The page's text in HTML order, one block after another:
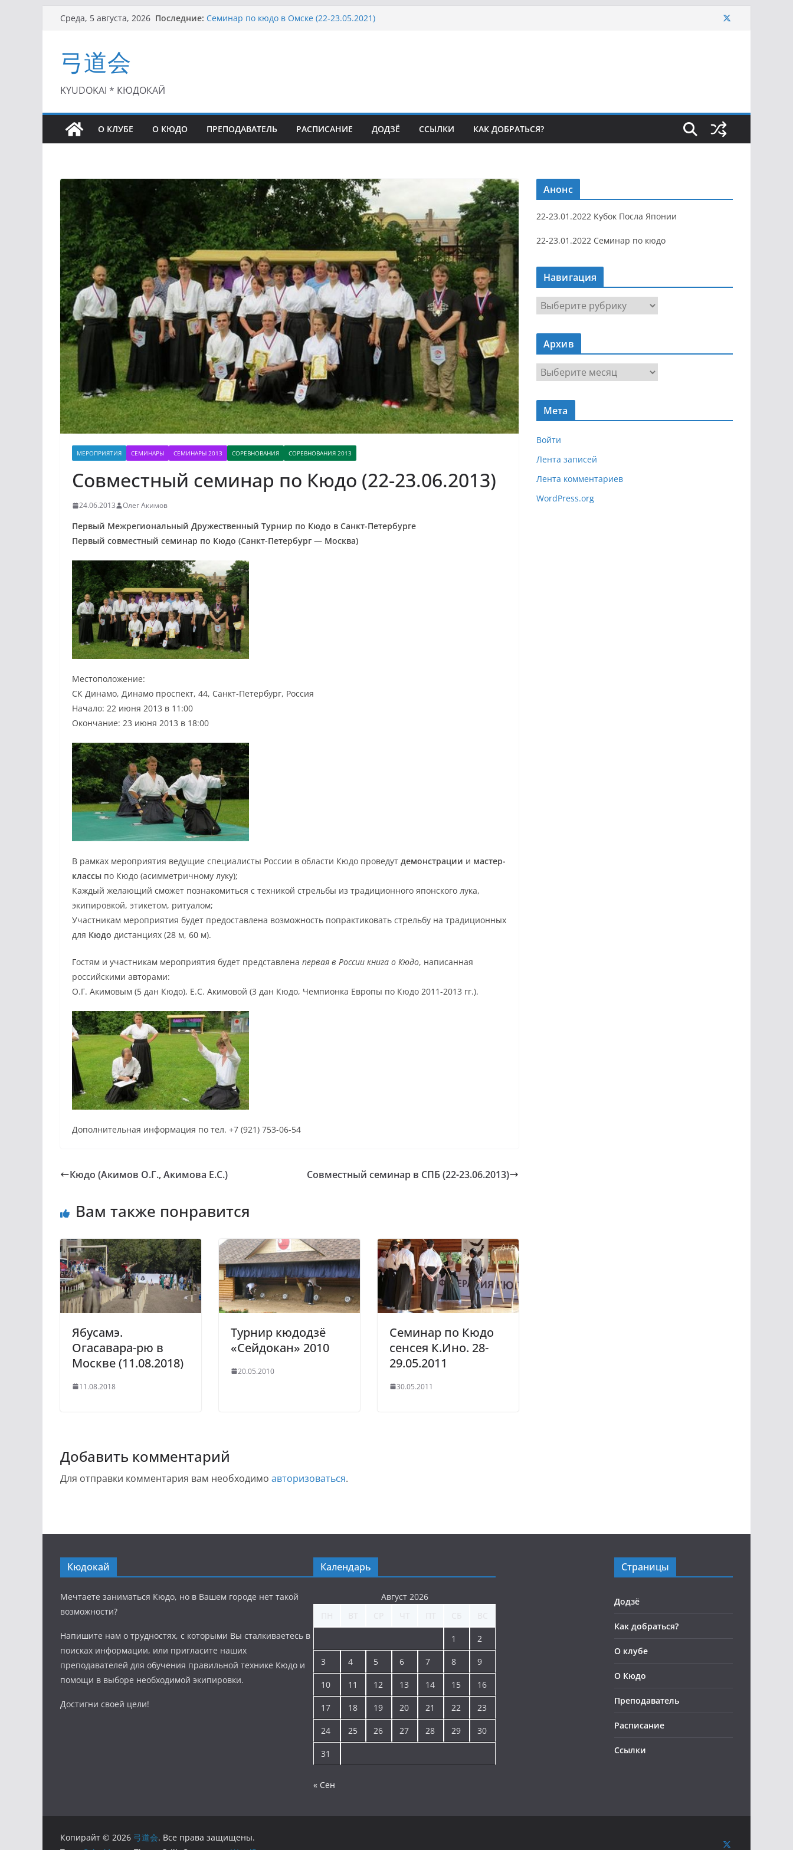
Перейти
Среда, 5 августа, 2026 Последние: Семинар по кюдо в Омске (22-23.05.2021)
弓道会
KYUDOKAI * КЮДОКАЙ
О КЛУБЕ О КЮДО ПРЕПОДАВАТЕЛЬ РАСПИСАНИЕ ДОДЗЁ ССЫЛКИ КАК ДОБРАТЬСЯ?
МЕРОПРИЯТИЯ СЕМИНАРЫ СЕМИНАРЫ 2013 СОРЕВНОВАНИЯ СОРЕВНОВАНИЯ 2013
Cовместный семинар по Кюдо (22-23.06.2013)
24.06.2013 Олег Акимов
Первый Межрегиональный Дружественный Турнир по Кюдо в Санкт-Петербурге
Первый совместный семинар по Кюдо (Санкт-Петербург — Москва)
Местоположение:
СК Динамо, Динамо проспект, 44, Санкт-Петербург, Россия
Начало: 22 июня 2013 в 11:00
Окончание: 23 июня 2013 в 18:00
В рамках мероприятия ведущие специалисты России в области Кюдо проведут демонстрации и мастер-
классы по Кюдо (асимметричному луку);
Каждый желающий сможет познакомиться с техникой стрельбы из традиционного японского лука,
экипировкой, этикетом, ритуалом;
Участникам мероприятия будет предоставлена возможность попрактиковать стрельбу на традиционных
для Кюдо дистанциях (28 м, 60 м).
Гостям и участникам мероприятия будет представлена первая в России книга о Кюдо, написанная
российскими авторами:
О.Г. Акимовым (5 дан Кюдо), Е.С. Акимовой (3 дан Кюдо, Чемпионка Европы по Кюдо 2011-2013 гг.).
Дополнительная информация по тел. +7 (921) 753-06-54
Кюдо (Акимов О.Г., Акимова Е.С.) Совместный семинар в СПБ (22-23.06.2013)
Вам также понравится
Ябусамэ.
Огасавара-рю в
Москве (11.08.2018)
11.08.2018
Турнир кюдодзё
«Сейдокан» 2010
20.05.2010
Семинар по Кюдо
сенсея К.Ино. 28-
29.05.2011
30.05.2011
Добавить комментарий
Для отправки комментария вам необходимо авторизоваться.
Анонс
22-23.01.2022 Кубок Посла Японии
22-23.01.2022 Семинар по кюдо
Навигация
Н
а
в
г
я
Архив
р
х
Мета
Войти
Лента записей
Лента комментариев
WordPress.org
Кюдокай
Мечтаете заниматься Кюдо, но в Вашем городе нет такой
возможности?
Напишите нам о трудностях, с которыми Вы сталкиваетесь в
поисках информации, или пригласите наших
преподавателей для обучения правильной технике Кюдо и
помощи в выборе необходимой экипировки.
Достигни своей цели!
Календарь
Август 2026
1 2
3 4 5 6 7 8 9
10 11 12 13 14 15 16
17 18 19 20 21 22 23
24 25 26 27 28 29 30
31
« Сен
Страницы
Додзё
Как добраться?
О клубе
О Кюдо
Преподаватель
Расписание
Ссылки
Копирайт © 2026 弓道会. Все права защищены.